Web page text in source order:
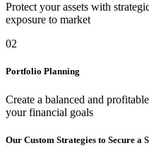
Protect your assets with
exposure to market
02
Portfolio Planning
Create a balanced and
your financial goals
Our Custom Strategies to Secure a